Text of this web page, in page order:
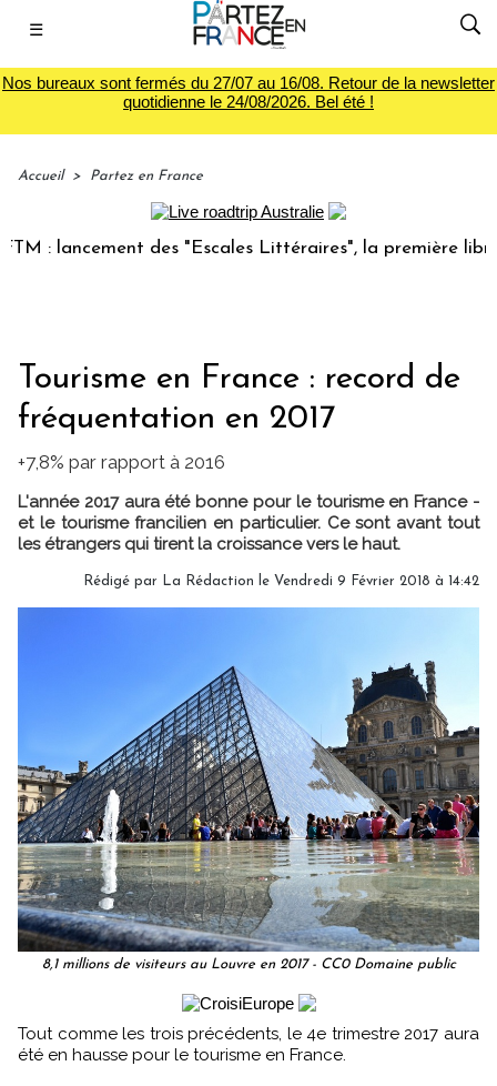
☰
Nos bureaux sont fermés du 27/07 au 16/08. Retour de la newsletter
quotidienne le 24/08/2026. Bel été !
Accueil > Partez en France
lancement des "Escales Littéraires", la première librairie
Tourisme en France : record de
fréquentation en 2017
+7,8% par rapport à 2016
L'année 2017 aura été bonne pour le tourisme en France -
et le tourisme francilien en particulier. Ce sont avant tout
les étrangers qui tirent la croissance vers le haut.
Rédigé par La Rédaction le Vendredi 9 Février 2018 à 14:42
8,1 millions de visiteurs au Louvre en 2017 - CC0 Domaine public
Tout comme les trois précédents, le 4e trimestre 2017 aura
été en hausse pour le tourisme en France.